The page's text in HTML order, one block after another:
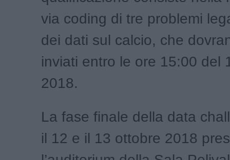
via coding di tre problemi
dei dati sul calcio, che
inviati entro le ore 15:00 del
2018.
La fase finale della data
il 12 e il 13 ottobre 2018